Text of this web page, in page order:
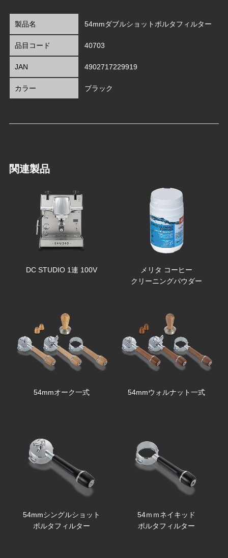
製品名 54mmダブルショットポルタフィルター
品目コード 40703
JAN 4902717229919
カラー ブラック
関連製品
DC STUDIO 1連 100V
メリタ コーヒー
クリーニングパウダー
54mmオーク一式 54mmウォルナット一式
54mmシングルショット
ポルタフィルター
54ｍｍネイキッド
ポルタフィルター